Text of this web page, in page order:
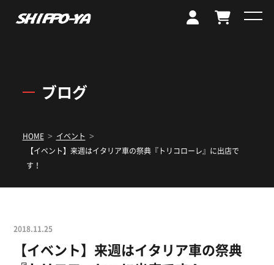
ブログ
HOME > イベント >
【イベント】来週はイタリア車の祭典『トリコローレ』に出店で
す！
2018.11.25
【イベント】来週はイタリア車の祭典